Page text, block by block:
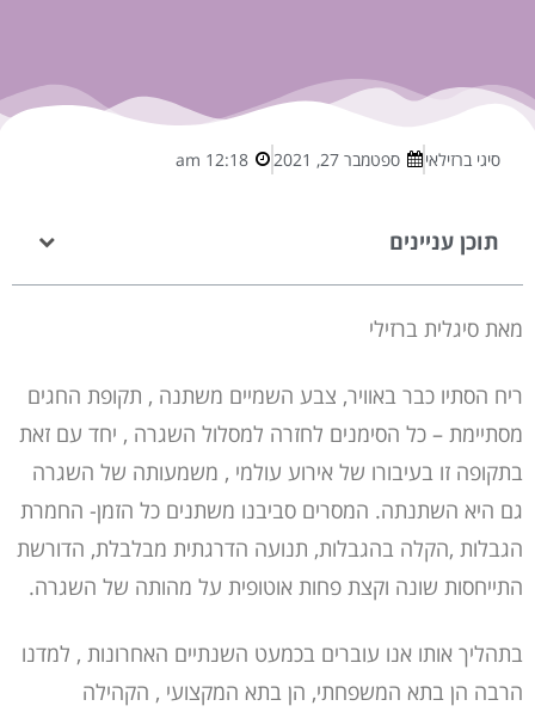
סיגי ברזילאי ספטמבר 27, 2021 12:18 am
תוכן עניינים
מאת סיגלית ברזילי
ריח הסתיו כבר באוויר, צבע השמיים משתנה , תקופת החגים
מסתיימת – כל הסימנים לחזרה למסלול השגרה , יחד עם זאת
בתקופה זו בעיבורו של אירוע עולמי , משמעותה של השגרה
גם היא השתנתה. המסרים סביבנו משתנים כל הזמן- החמרת
הגבלות ,הקלה בהגבלות, תנועה הדרגתית מבלבלת, הדורשת
התייחסות שונה וקצת פחות אוטופית על מהותה של השגרה.
בתהליך אותו אנו עוברים בכמעט השנתיים האחרונות , למדנו
הרבה הן בתא המשפחתי, הן בתא המקצועי , הקהילה